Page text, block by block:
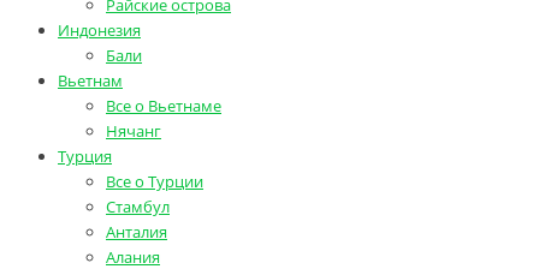
Райские острова
Индонезия
Бали
Вьетнам
Все о Вьетнаме
Нячанг
Турция
Все о Турции
Стамбул
Анталия
Алания